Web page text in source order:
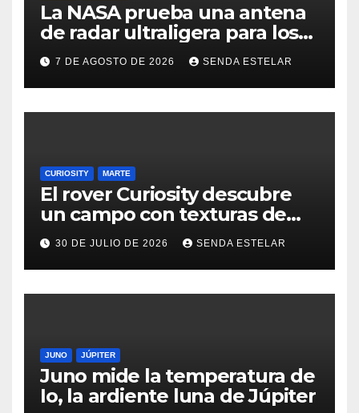
La NASA prueba una antena
de radar ultraligera para los
helicópteros SkyFall Mars
7 DE AGOSTO DE 2026 SENDA ESTELAR
CURIOSITY MARTE
El rover Curiosity descubre
un campo con texturas de
panal
30 DE JULIO DE 2026 SENDA ESTELAR
JUNO JÚPITER
Juno mide la temperatura de
Io, la ardiente luna de Júpiter